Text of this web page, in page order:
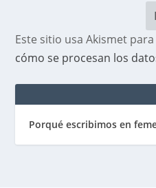
Este sitio usa Akismet
cómo se procesan los
Porqué escribimos en